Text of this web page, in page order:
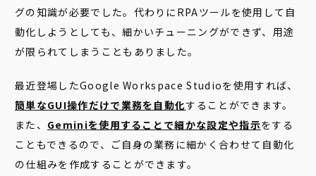
グの知識が必要でした。代わりにRPAツールを使用して自
動化しようとしても、細かいチューニングができず、用途
が限られてしまうこともありました。
最近登場したGoogle Workspace Studioを使用すれば、
簡単なGUI操作だけで業務を自動化することができます。
また、 Geminiを使用することで細かな設定や指示をする
こともできるので、ご自身の業務に細かく合わせて自動化
の仕組みを作成することができます。